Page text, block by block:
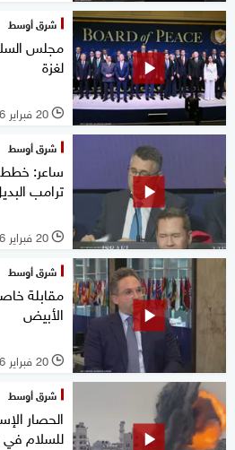
شرق أوسط
لغزة
l 20 فبراير 2026
شرق أوسط
ساعر:
ترامب
l 20 فبراير 2026
شرق أوسط
مقابلة
الأبيض
l 20 فبراير 2026
شرق أوسط
الحصار
للسلام في